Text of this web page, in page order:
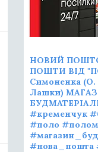
НОВИЙ
ПОШТИ ВІД
Симоненка
Лашки)
#кременчук
#поло
#нова_пошта